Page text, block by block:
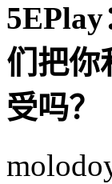
5EPlay
们把你
受吗？